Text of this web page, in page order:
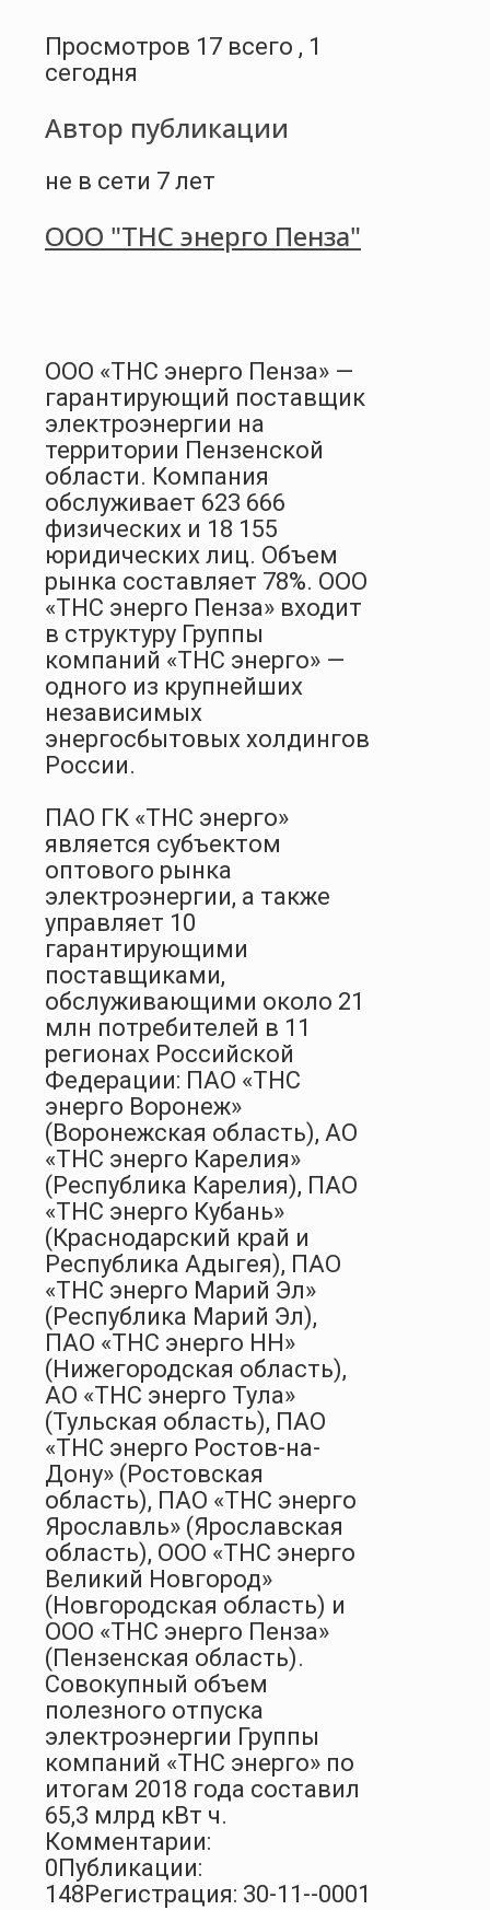
Просмотров 17 всего , 1
сегодня
Автор публикации
не в сети 7 лет
ООО "ТНС энерго Пенза"
ООО «ТНС энерго Пенза» —
гарантирующий поставщик
электроэнергии на
территории Пензенской
области. Компания
обслуживает 623 666
физических и 18 155
юридических лиц. Объем
рынка составляет 78%. ООО
«ТНС энерго Пенза» входит
в структуру Группы
компаний «ТНС энерго» —
одного из крупнейших
независимых
энергосбытовых холдингов
России.
ПАО ГК «ТНС энерго»
является субъектом
оптового рынка
электроэнергии, а также
управляет 10
гарантирующими
поставщиками,
обслуживающими около 21
млн потребителей в 11
регионах Российской
Федерации: ПАО «ТНС
энерго Воронеж»
(Воронежская область), АО
«ТНС энерго Карелия»
(Республика Карелия), ПАО
«ТНС энерго Кубань»
(Краснодарский край и
Республика Адыгея), ПАО
«ТНС энерго Марий Эл»
(Республика Марий Эл),
ПАО «ТНС энерго НН»
(Нижегородская область),
АО «ТНС энерго Тула»
(Тульская область), ПАО
«ТНС энерго Ростов-на-
Дону» (Ростовская
область), ПАО «ТНС энерго
Ярославль» (Ярославская
область), ООО «ТНС энерго
Великий Новгород»
(Новгородская область) и
ООО «ТНС энерго Пенза»
(Пензенская область).
Совокупный объем
полезного отпуска
электроэнергии Группы
компаний «ТНС энерго» по
итогам 2018 года составил
65,3 млрд кВт ч.
Комментарии:
0 Публикации:
148 Регистрация: 30-11--0001